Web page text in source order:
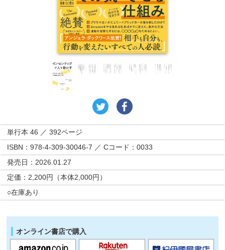
単行本 46 ／ 392ページ
ISBN：978-4-309-30046-7 ／ Cコード：0033
発売日：2026.01.27
定価：2,200円（本体2,000円）
○在庫あり
オンライン書店で購入